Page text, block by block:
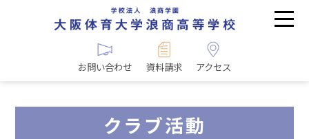
お問い合わせ 資料請求 アクセス
クラブ活動